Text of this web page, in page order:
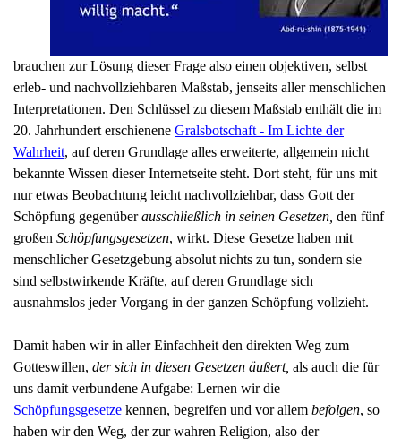
brauchen zur Lösung dieser Frage also einen objektiven, selbst
erleb- und nachvollziehbaren Maßstab, jenseits aller menschlichen
Interpretationen. Den Schlüssel zu diesem Maßstab enthält die im
20. Jahrhundert erschienene Gralsbotschaft - Im Lichte der
Wahrheit, auf deren Grundlage alles erweiterte, allgemein nicht
bekannte Wissen dieser Internetseite steht. Dort steht, für uns mit
nur etwas Beobachtung leicht nachvollziehbar, dass Gott der
Schöpfung gegenüberausschließlich in seinen Gesetzen, den fünf
großen Schöpfungsgesetzen, wirkt. Diese Gesetze haben mit
menschlicher Gesetzgebung absolut nichts zu tun, sondern sie
sind selbstwirkende Kräfte, auf deren Grundlage sich
ausnahmslos jeder Vorgang in der ganzen Schöpfung vollzieht.
Damit haben wir in aller Einfachheit den direkten Weg zum
Gotteswillen, der sich in diesen Gesetzen äußert, als auch die für
uns damit verbundene Aufgabe: Lernen wir die
Schöpfungsgesetze kennen, begreifen und vor allem befolgen, so
haben wir den Weg, der zur wahren Religion, also der